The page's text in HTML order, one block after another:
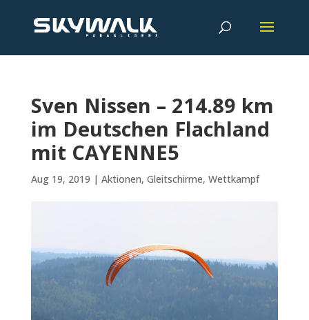
Sven Nissen – 214.89 km
im Deutschen Flachland
mit CAYENNE5
Aug 19, 2019 | Aktionen, Gleitschirme, Wettkampf